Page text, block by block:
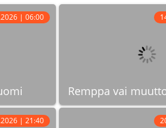
| 06:00
Remppa vai
| 21:40